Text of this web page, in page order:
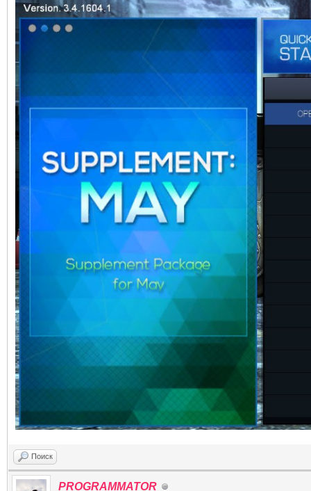
Поиск
PROGRAMMATOR